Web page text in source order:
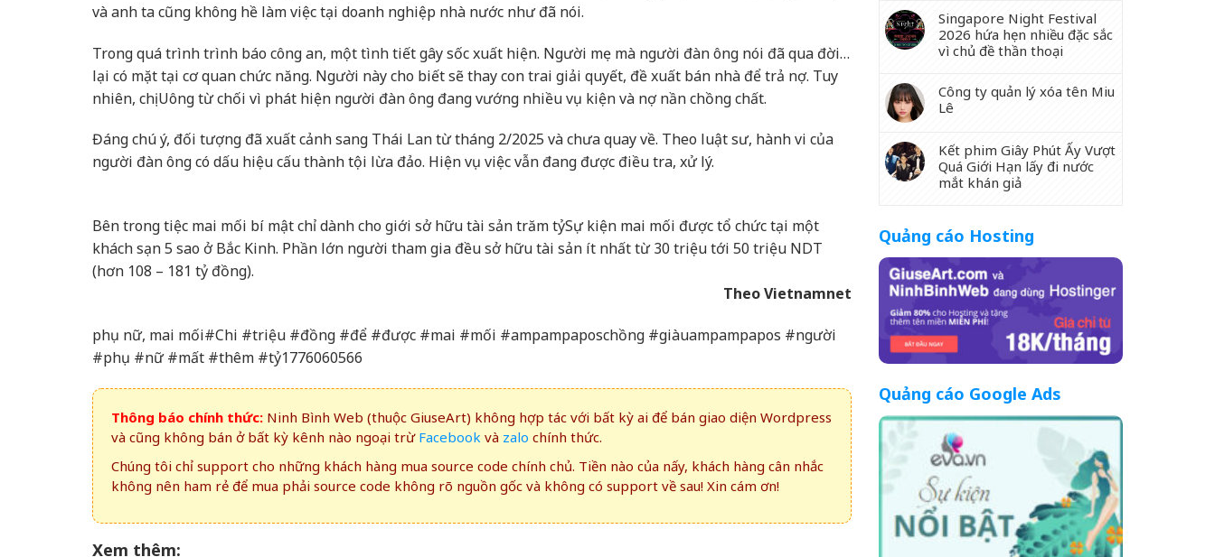
và anh ta cũng không hề làm việc tại doanh nghiệp nhà nước như đã nói.
Trong quá trình trình báo công an, một tình tiết gây sốc xuất hiện. Người mẹ mà người đàn ông nói đã qua đời…
lại có mặt tại cơ quan chức năng. Người này cho biết sẽ thay con trai giải quyết, đề xuất bán nhà để trả nợ. Tuy
nhiên, chị Uông từ chối vì phát hiện người đàn ông đang vướng nhiều vụ kiện và nợ nần chồng chất.
Đáng chú ý, đối tượng đã xuất cảnh sang Thái Lan từ tháng 2/2025 và chưa quay về. Theo luật sư, hành vi của
người đàn ông có dấu hiệu cấu thành tội lừa đảo. Hiện vụ việc vẫn đang được điều tra, xử lý.
Bên trong tiệc mai mối bí mật chỉ dành cho giới sở hữu tài sản trăm tỷSự kiện mai mối được tổ chức tại một
khách sạn 5 sao ở Bắc Kinh. Phần lớn người tham gia đều sở hữu tài sản ít nhất từ 30 triệu tới 50 triệu NDT
(hơn 108 – 181 tỷ đồng).
Theo Vietnamnet
phụ nữ, mai mối#Chi #triệu #đồng #để #được #mai #mối #ampampaposchồng #giàuampampapos #người
#phụ #nữ #mất #thêm #tỷ1776060566
Thông báo chính thức: Ninh Bình Web (thuộc GiuseArt) không hợp tác với bất kỳ ai để bán giao diện Wordpress
và cũng không bán ở bất kỳ kênh nào ngoại trừ Facebook và zalo chính thức.
Chúng tôi chỉ support cho những khách hàng mua source code chính chủ. Tiền nào của nấy, khách hàng cân nhắc
không nên ham rẻ để mua phải source code không rõ nguồn gốc và không có support về sau! Xin cám ơn!
Xem thêm:
Singapore Night Festival
2026 hứa hẹn nhiều đặc sắc
vì chủ đề thần thoại
Công ty quản lý xóa tên Miu
Lê
Kết phim Giây Phút Ấy Vượt
Quá Giới Hạn lấy đi nước
mắt khán giả
Quảng cáo Hosting
Quảng cáo Google Ads